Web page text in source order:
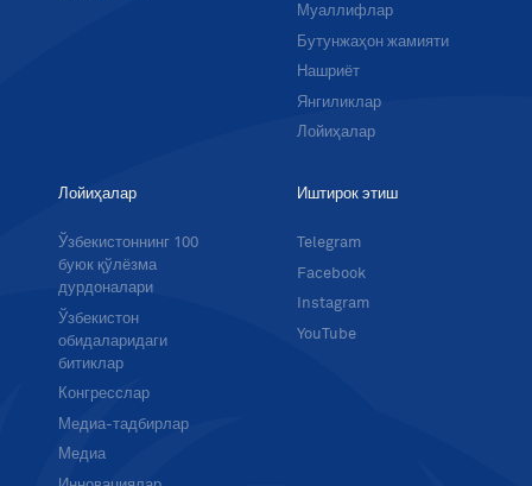
Муаллифлар
Бутунжаҳон жамияти
Нашриёт
Янгиликлар
Лойиҳалар
Лойиҳалар
Ўзбекистоннинг 100
буюк қўлёзма
дурдоналари
Ўзбекистон
обидаларидаги
битиклар
Конгресслар
Медиа-тадбирлар
Медиа
Иштирок этиш
Telegram
Facebook
Instagram
YouTube